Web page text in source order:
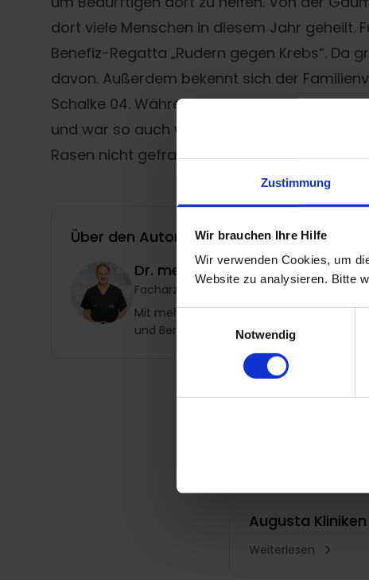
Zustimmung
Wir brauchen Ihre Hilfe
Wir verwenden Cookies, um
Website zu analysieren. Bitte
Einwilligungsauswahl
Notwendig
dort viele Menschen in diesem Jahr geheilt.
Benefiz-Regatta „Rudern gegen Krebs“. Da
davon. Außerdem bekennt sich der
Schalke 04. Während einer beruflichen
und war so auch während der WM 2006 im
Rasen nicht gefragt – die widmet Dr.
Über den Autor
Dr. med. Karl Schuhmann
Facharzt für Plastische und Ästhetische
Mit mehr als 30.000 Eingriffen und
und Berlin.
Das
Augusta Kliniken
Weiterlesen